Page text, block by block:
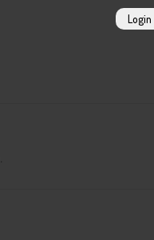
Login